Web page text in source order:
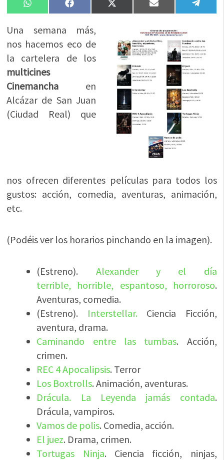
Compartir
en
WhatsAppCompartir
en
FacebookCompartir
en
X
(Twitter)
Compartir
en
Email
en
Una semana más,
nos hacemos eco de
la cartelera de los
multicines
Cinemancha en
Alcázar de San Juan
(Ciudad Real) que
nos ofrecen diferentes películas para todos los
gustos: acción, comedia, aventuras, animación,
etc.
(Podéis ver los horarios pinchando en la imagen).
(Estreno). Alexander y el día
terrible, horrible, espantoso, horroroso.
Aventuras, comedia.
(Estreno). Interstellar. Ciencia Ficción,
aventura, drama.
Caminando entre las tumbas. Acción,
crimen.
REC 4 Apocalipsis. Terror
Los Boxtrolls. Animación, aventuras.
Drácula. La Leyenda jamás contada.
Drácula, vampiros.
Vamos de polis. Comedia, acción.
El juez. Drama, crimen.
Tortugas Ninja. Ciencia ficción, ninjas,